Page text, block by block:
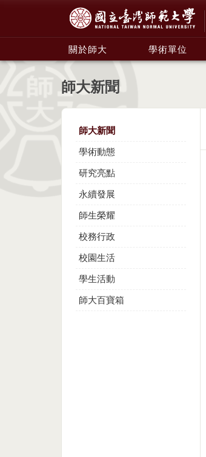
關於師大 學術單位
師大新聞
師大新聞
學術動態
研究亮點
永續發展
師生榮耀
校務行政
校園生活
學生活動
師大百寶箱